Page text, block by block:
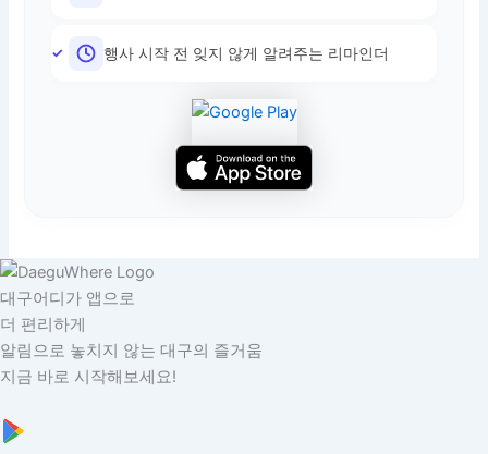
행사 시작 전 잊지 않게 알려주는 리마인더
대구어디가 앱으로
더 편리하게
알림으로 놓치지 않는 대구의 즐거움
지금 바로 시작해보세요!